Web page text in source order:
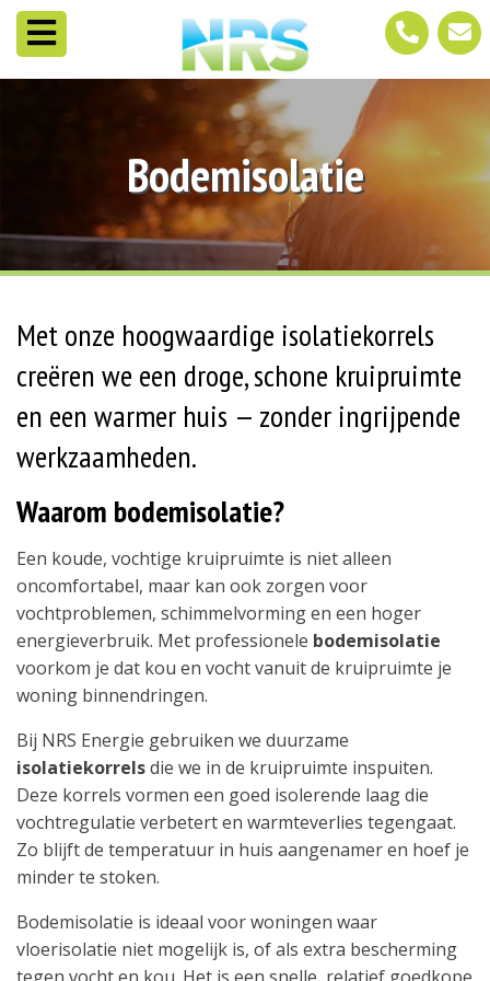
Bodemisolatie
Met onze hoogwaardige isolatiekorrels
creëren we een droge, schone kruipruimte
en een warmer huis — zonder ingrijpende
werkzaamheden.
Waarom bodemisolatie?
Een koude, vochtige kruipruimte is niet alleen
oncomfortabel, maar kan ook zorgen voor
vochtproblemen, schimmelvorming en een hoger
energieverbruik. Met professionele bodemisolatie
voorkom je dat kou en vocht vanuit de kruipruimte je
woning binnendringen.
Bij NRS Energie gebruiken we duurzame
isolatiekorrelsdie we in de kruipruimte inspuiten.
Deze korrels vormen een goed isolerende laag die
vochtregulatie verbetert en warmteverlies tegengaat.
Zo blijft de temperatuur in huis aangenamer en hoef je
minder te stoken.
Bodemisolatie is ideaal voor woningen waar
vloerisolatie niet mogelijk is, of als extra bescherming